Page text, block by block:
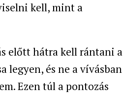
kell, mint a
előtt hátra kell rántani a
legyen, és ne a vívásban
Ezen túl a pontozás